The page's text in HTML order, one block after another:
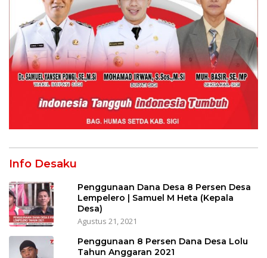
Info Desaku
Penggunaan Dana Desa 8 Persen Desa
Lempelero | Samuel M Heta (Kepala
Desa)
Agustus 21, 2021
Penggunaan 8 Persen Dana Desa Lolu
Tahun Anggaran 2021